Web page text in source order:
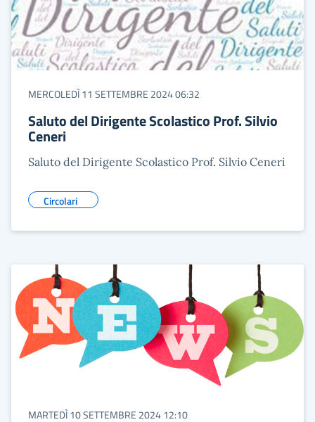
MERCOLEDÌ 11 SETTEMBRE 2024 06:32
Saluto del Dirigente Scolastico Prof. Silvio
Ceneri
Saluto del Dirigente Scolastico Prof. Silvio Ceneri
Circolari
MARTEDÌ 10 SETTEMBRE 2024 12:10